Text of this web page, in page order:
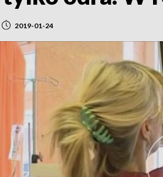
2019-01-24